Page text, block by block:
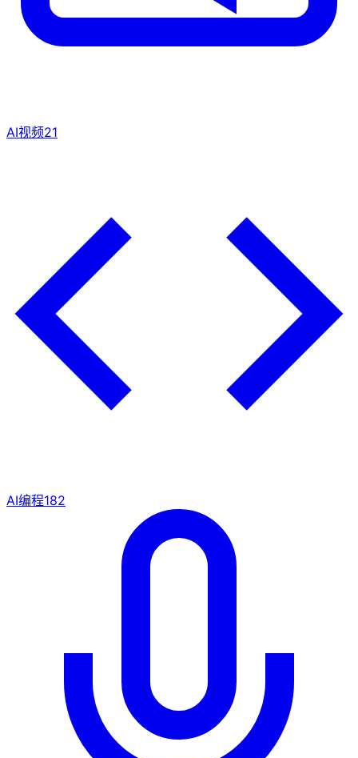
AI视频21
AI编程182